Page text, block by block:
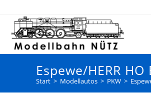
Espewe/HERR
Start > Modellautos > PKW >